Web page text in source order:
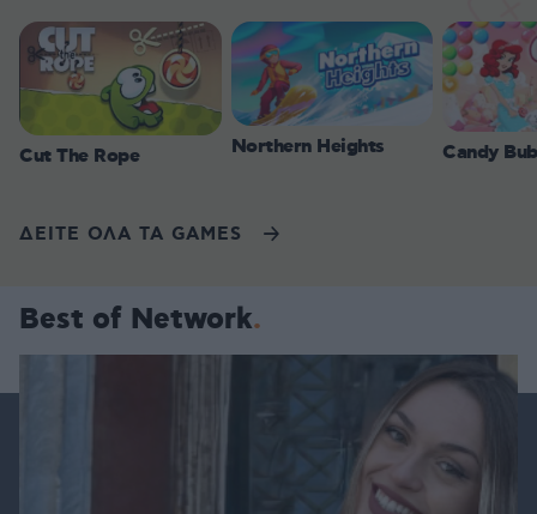
Cut The Rope Northern Heights Candy
ΔΕΙΤΕ ΟΛΑ ΤΑ GAMES
Best of Network